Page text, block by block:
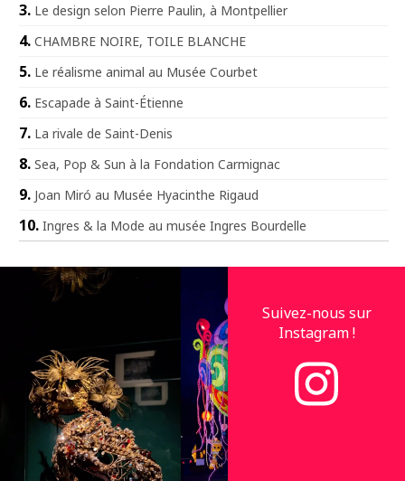
Le design selon Pierre Paulin, à Montpellier
CHAMBRE NOIRE, TOILE BLANCHE
Le réalisme animal au Musée Courbet
Escapade à Saint-Étienne
La rivale de Saint-Denis
Sea, Pop & Sun à la Fondation Carmignac
Joan Miró au Musée Hyacinthe Rigaud
Ingres & la Mode au musée Ingres Bourdelle
Suivez-nous sur
Instagram !